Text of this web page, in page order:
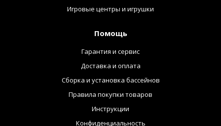
Игровые центры и игрушки
Помощь
Гарантия и сервис
Доставка и оплата
Сборка и установка бассейнов
Правила покупки товаров
Инструкции
Конфиденциальность